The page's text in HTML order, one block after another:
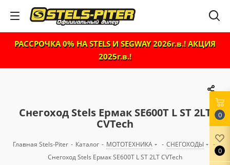
РАССРОЧКА 0% НА STELS И SEGWAY 2026г.в.! АКЦИЯ
2025г.в.!
Снегоход Stels Ермак SE600T L ST 2LT
CVTech
Главная Stels-Piter - Каталог - МОТОТЕХНИКА - СНЕГОХОДЫ
-
Снегоход Stels Ермак SE600T L ST 2LT CVTech
0
0